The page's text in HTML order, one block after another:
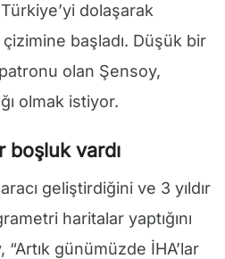
dolaşarak
başladı. Düşük bir
olan Şensoy,
olmak istiyor.
boşluk vardı
geliştirdiğini ve 3 yıldır
haritalar yaptığını
günümüzde İHA’lar